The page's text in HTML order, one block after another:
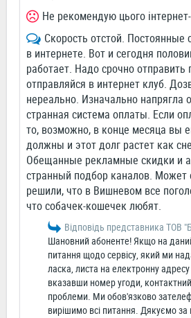
Не рекомендую цього
Скорость отстой. Постоянные
в интернете. Вот и сегодня
работает. Надо срочно отправить
отправляйся в интернет клуб.
нереально. Изначально напрягла
странная система оплаты. Если
то, возможно, в конце месяца вы
должны и этот долг растет как
Обещанные рекламные скидки и
странный подбор каналов. Может
решили, что в Вишневом все
что собачек-кошечек любят.
Відповідь представника ТОВ
Шановний абоненте! Якщо на
питання щодо сервісу, який ми
ласка, листа на електронну адресу
вказавши номер угоди,
проблеми. Ми обов'язково
вирішимо всі питання. Дякуємо за